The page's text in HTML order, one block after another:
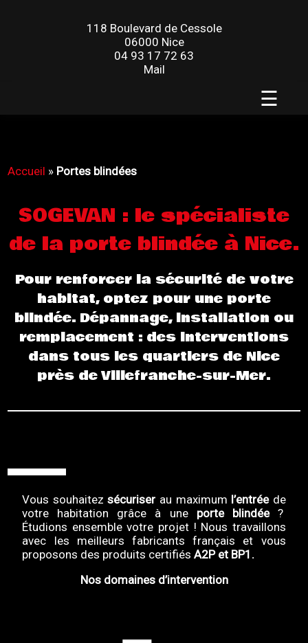
118 Boulevard de Cessole
06000 Nice
04 93 17 72 63
Mail
☰
Accueil » Portes blindées
SOGEVAN : le spécialiste
de la porte blindée à Nice.
Pour renforcer la sécurité de votre
habitat, optez pour une porte
blindée. Dépannage, installation ou
remplacement : des interventions
dans tous les quartiers de Nice
près de Villefranche-sur-Mer.
Vous souhaitez sécuriser au maximum l’entréede
votre habitation grâce à une porte blindée?
Étudions ensemble votre projet ! Nous travaillons
avec les meilleurs fabricants français et vous
proposons des produits certifiésA2P et BP1.
Nos domaines d’intervention